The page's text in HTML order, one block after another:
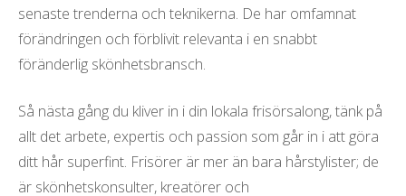
senaste trenderna och teknikerna. De har omfamnat
förändringen och förblivit relevanta i en snabbt
föränderlig skönhetsbransch.
Så nästa gång du kliver in i din lokala frisörsalong, tänk på
allt det arbete, expertis och passion som går in i att göra
ditt hår superfint. Frisörer är mer än bara hårstylister; de
är skönhetskonsulter, kreatörer och